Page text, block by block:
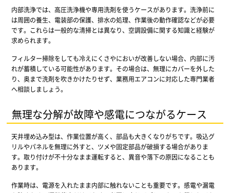
内部洗浄では、高圧洗浄機や専用洗剤を使うケースがあります。洗浄前に
は周囲の養生、電装部の保護、排水の処理、作業後の動作確認などが必要
です。これらは一般的な清掃とは異なり、空調設備に関する知識と経験が
求められます。
フィルター掃除をしても冷えにくさやにおいが改善しない場合、内部に汚
れが蓄積している可能性があります。その場合は、無理にカバーを外した
り、奥まで洗剤を吹きかけたりせず、業務用エアコンに対応した専門業者
へ相談しましょう。
無理な分解が故障や感電につながるケース
天井埋め込み型は、作業位置が高く、部品も大きくなりがちです。吸込グ
リルやパネルを無理に外すと、ツメや固定部品が破損する場合がありま
す。取り付けが不十分なまま運転すると、異音や落下の原因になることも
あります。
作業時は、電源を入れたまま内部に触れないことも重要です。感電や漏電